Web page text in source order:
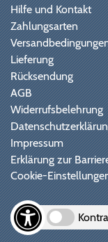
Hilfe und Kontakt
Zahlungsarten
Lieferung
Rücksendung
AGB
Widerrufsbelehrung
Impressum
Erklärung zur
Cookie-